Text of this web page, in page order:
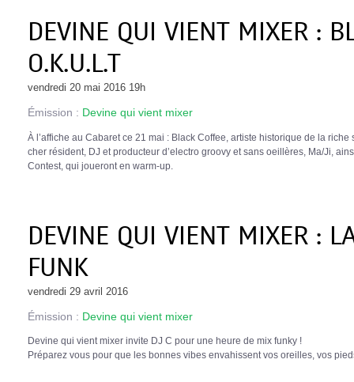
DEVINE QUI VIENT MIXER :
O.K.U.L.T
vendredi 20 mai 2016 19h
Émission : Devine qui vient mixer
À l’affiche au Cabaret ce 21 mai : Black Coffee, artiste historique de la
cher résident, DJ et producteur d’electro groovy et sans oeillères, Ma/Ji,
Contest, qui joueront en warm-up.
DEVINE QUI VIENT MIXER :
FUNK
vendredi 29 avril 2016
Émission : Devine qui vient mixer
Devine qui vient mixer invite DJ C pour une heure de mix funky !
Préparez vous pour que les bonnes vibes envahissent vos oreilles, vos